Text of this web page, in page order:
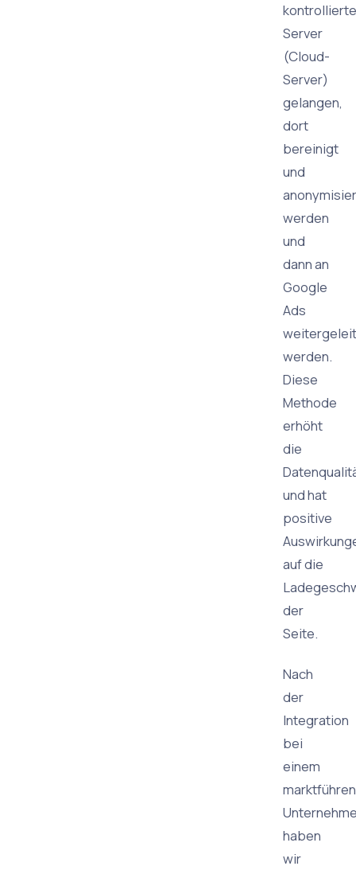
Server
(Cloud-
Server)
gelangen,
dort
bereinigt
und
werden
und
dann an
Google
Ads
werden.
Diese
Methode
erhöht
die
und hat
positive
auf die
der
Seite.
Nach
der
Integration
bei
einem
haben
wir